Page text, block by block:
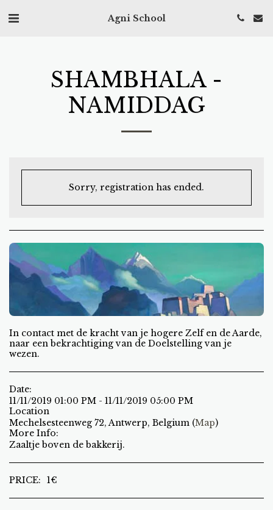
Agni School
SHAMBHALA -
NAMIDDAG
Sorry, registration has ended.
In contact met de kracht van je hogere Zelf en de Aarde,
naar een bekrachtiging van de Doelstelling van je
wezen.
Date:
11/11/2019 01:00 PM - 11/11/2019 05:00 PM
Location
Mechelsesteenweg 72, Antwerp, Belgium (Map)
More Info:
Zaaltje boven de bakkerij.
PRICE: 1€